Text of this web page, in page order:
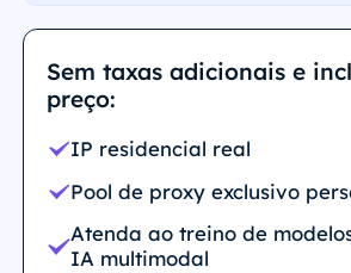
Sem taxas adicionais e
preço:
IP residencial real
Pool de proxy exclusivo
Atenda ao treino de
IA multimodal